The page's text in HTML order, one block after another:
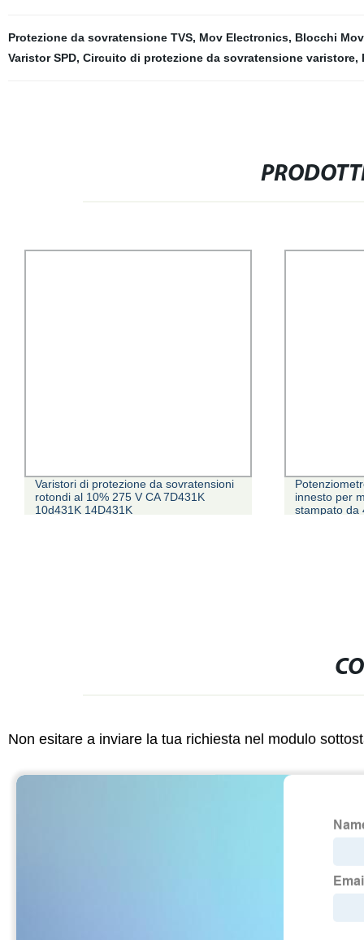
Protezione da sovratensione TVS, Mov Electronics, Blocchi Mov
Varistor SPD, Circuito di protezione da sovratensione varistore,
Potenziometro a slitta compatto a
innesto per montaggio su circuito
stampato da 4 mm, produttore cinese
Dispositivo
230V/400V
Non esitare a inviare la tua richiesta nel modulo